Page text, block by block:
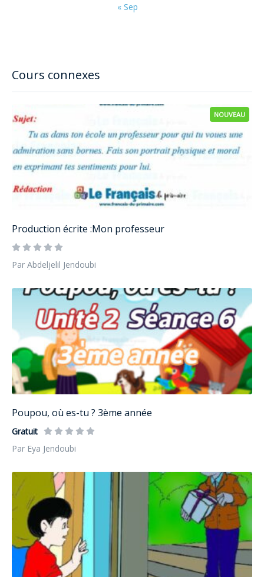
Cours connexes
NOUVEAU
Production écrite :Mon professeur
Par Abdeljelil Jendoubi
Poupou, où es-tu ? 3ème année
Gratuit
Par Eya Jendoubi
« Sep